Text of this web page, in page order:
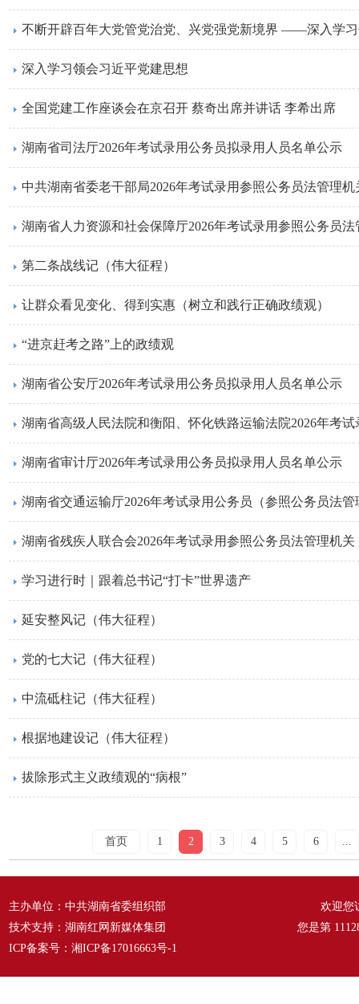
不断开辟百年大党管党治党、兴党强党新境界 ——深入学
深入学习领会习近平党建思想
全国党建工作座谈会在京召开 蔡奇出席并讲话 李希出席
湖南省司法厅2026年考试录用公务员拟录用人员名单公示
第二条战线记（伟大征程）
让群众看见变化、得到实惠（树立和践行正确政绩观）
“进京赶考之路”上的政绩观
湖南省公安厅2026年考试录用公务员拟录用人员名单公示
湖南省高级人民法院和衡阳、怀化铁路运输法院2026年考
湖南省审计厅2026年考试录用公务员拟录用人员名单公示
湖南省残疾人联合会2026年考试录用参照公务员法管理机
学习进行时｜跟着总书记“打卡”世界遗产
延安整风记（伟大征程）
党的七大记（伟大征程）
中流砥柱记（伟大征程）
根据地建设记（伟大征程）
拔除形式主义政绩观的“病根”
首页 1 2 3 4 5 6 ...
主办单位：中共湖南省委组织部
技术支持：湖南红网新媒体集团
ICP备案号： 湘ICP备17016663号-1
欢迎您
您是第